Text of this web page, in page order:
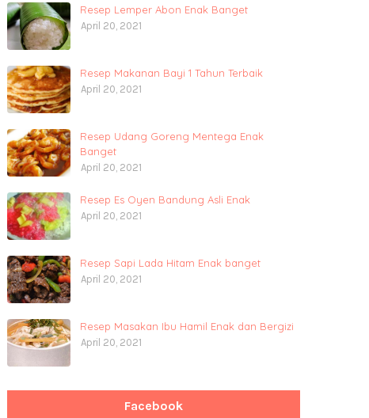
Resep Lemper Abon Enak Banget
April 20, 2021
Resep Makanan Bayi 1 Tahun Terbaik
April 20, 2021
Resep Udang Goreng Mentega Enak
Banget
April 20, 2021
Resep Es Oyen Bandung Asli Enak
April 20, 2021
Resep Sapi Lada Hitam Enak banget
April 20, 2021
Resep Masakan Ibu Hamil Enak dan Bergizi
April 20, 2021
Facebook